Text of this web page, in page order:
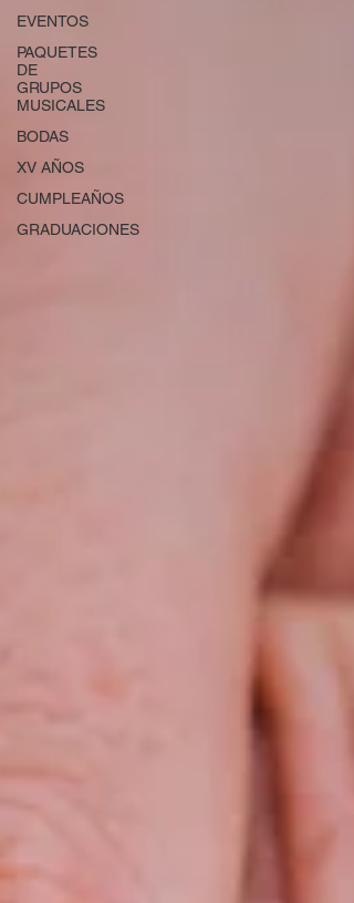
EVENTOS
PAQUETES
DE
GRUPOS
MUSICALES
BODAS
XV AÑOS
CUMPLEAÑOS
GRADUACIONES